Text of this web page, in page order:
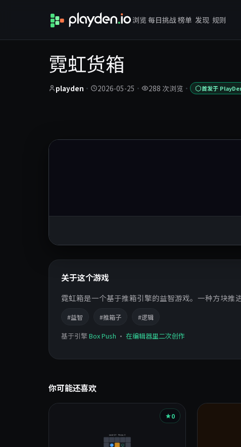
浏览 每日挑战榜单 发现 规则
霓虹货箱
playden · 2026-05-25 · 288 次浏览 · 首发于
关于这个游戏
霓虹箱是一个基于推箱引擎的益智游戏。一种方块推
#益智 #推箱子 #逻辑
基于引擎Box Push · 在编辑器里二次创作
你可能还喜欢
0